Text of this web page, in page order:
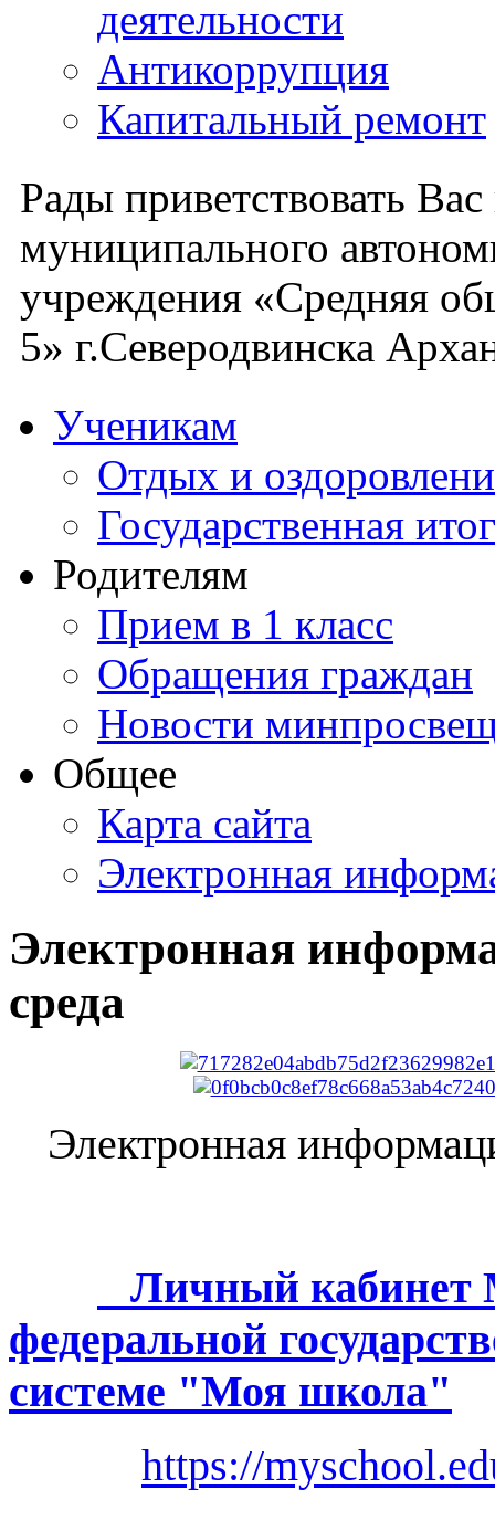
деятельности
Антикоррупция
Капитальный ремонт
Рады приветствовать
муниципального
учреждения «Средняя
5» г.Северодвинска
Ученикам
Отдых и
Государственная
Родителям
Прием в 1 класс
Обращения граждан
Новости
Общее
Карта сайта
Электронная
Электронная
среда
Электронная
Личный
федеральной
системе "Моя школа"
https://